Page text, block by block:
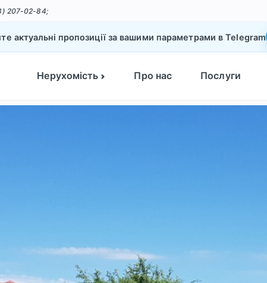
207-02-84;
актуальні пропозиції за вашими параметрами в Telegram
Нерухомість Про нас Послуги